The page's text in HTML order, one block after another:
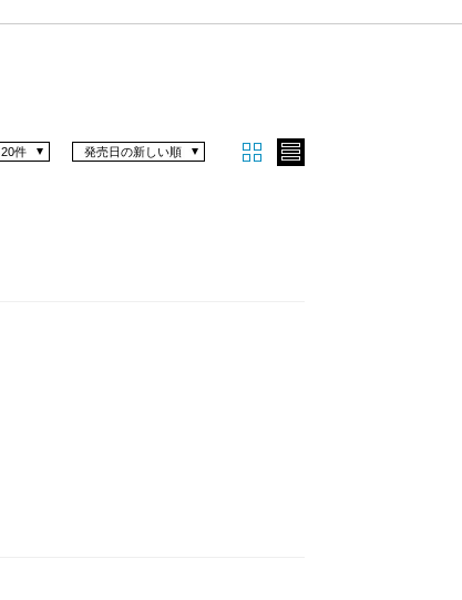
発売日の新しい順
20件